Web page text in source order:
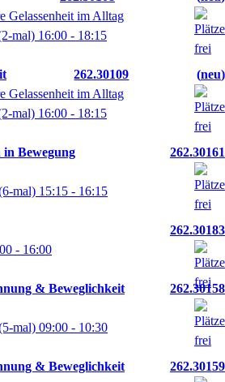
Gelassenheit im Alltag
mal) 16:00 - 18:15
262.30109
neu
Gelassenheit im Alltag
mal) 16:00 - 18:15
Bewegung
262.30161
mal) 15:15 - 16:15
262.30183
- 16:00
& Beweglichkeit
262.30158
mal) 09:00 - 10:30
& Beweglichkeit
262.30159